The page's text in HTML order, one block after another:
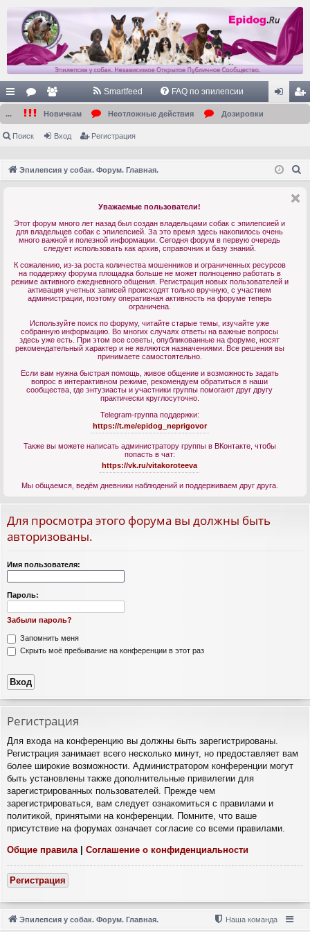
ы
и
ор
ум
ол
ьз
ат
Smartfeed FAQ по эпилепсии
ац
ия
... Новичкам Неотложные действия Дозировки
Поиск Вход Регистрация
Эпилепсия у собак. Форум. Главная.
Уважаемые пользователи!
Этот форум много лет назад был создан владельцами собак с эпилепсией и
для владельцев собак с эпилепсией. За это время здесь накопилось очень
много важной и полезной информации. Сегодня форум в первую очередь
следует использовать как архив, справочник и базу знаний.
К сожалению, из-за роста количества мошенников и ограниченных ресурсов
на поддержку форума площадка больше не может полноценно работать в
режиме активного ежедневного общения. Регистрация новых пользователей и
активация учетных записей происходят только вручную, с участием
администрации, поэтому оперативная активность на форуме теперь
ограничена.
Используйте поиск по форуму, читайте старые темы, изучайте уже
собранную информацию. Во многих случаях ответы на важные вопросы
здесь уже есть. При этом все советы, опубликованные на форуме, носят
рекомендательный характер и не являются назначениями. Все решения вы
принимаете самостоятельно.
Если вам нужна быстрая помощь, живое общение и возможность задать
вопрос в интерактивном режиме, рекомендуем обратиться в наши
сообщества, где энтузиасты и участники группы помогают друг другу
практически круглосуточно.
Telegram-группа поддержки:
https://t.me/epidog_neprigovor
Также вы можете написать администратору группы в ВКонтакте, чтобы
попасть в чат:
https://vk.ru/vitakoroteeva
Мы общаемся, ведём дневники наблюдений и поддерживаем друг друга.
Для просмотра этого форума вы должны быть
авторизованы.
Имя пользователя:
Пароль:
Забыли пароль?
Запомнить меня
Скрыть моё пребывание на конференции в этот раз
Регистрация
Для входа на конференцию вы должны быть зарегистрированы.
Регистрация занимает всего несколько минут, но предоставляет вам
более широкие возможности. Администратором конференции могут
быть установлены также дополнительные привилегии для
зарегистрированных пользователей. Прежде чем
зарегистрироваться, вам следует ознакомиться с правилами и
политикой, принятыми на конференции. Помните, что ваше
присутствие на форумах означает согласие со всеми правилами.
Общие правила | Соглашение о конфиденциальности
Регистрация
Эпилепсия у собак. Форум. Главная. Наша команда